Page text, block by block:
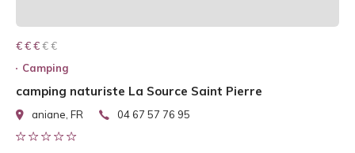
€ € € € €
€ € €
Camping
camping naturiste La Source Saint Pierre
aniane, FR 04 67 57 76 95